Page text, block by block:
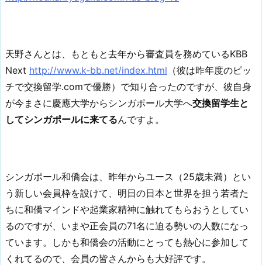
天野さんとは、もともと去年から審査員を務めているKBB
Next http://www.k-bb.net/index.html （彼は昨年度のピッ
チで交換留学.comで優勝）で知り合ったのですが、彼自身
が今まさに慶應大学からシンガポール大学へ交換留学生と
してシンガポールに来てるんですよ。
シンガポール和僑会は、昨年からユース（25歳未満）とい
う新しい会員枠を設けて、明日の日本と世界を担う若者た
ちに和僑マインドや起業家精神に触れてもらおうとしてい
るのですが、いまや正会員の71名に迫る勢いの人数になっ
ています。しかも和僑会の活動にとっても熱心に参加して
くれてるので、会員の皆さんからも大好評です。